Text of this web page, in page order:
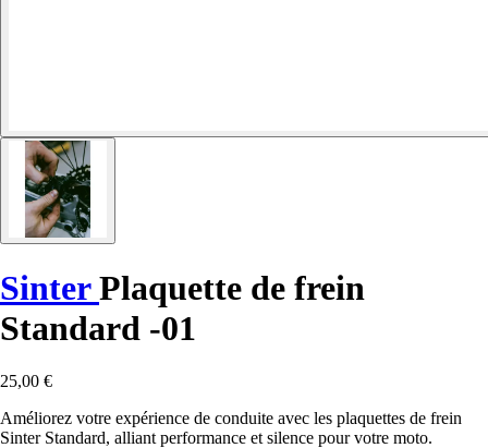
SinterPlaquette de frein
Standard -01
25,00 €
Améliorez votre expérience de conduite avec les plaquettes de frein
Sinter Standard, alliant performance et silence pour votre moto.